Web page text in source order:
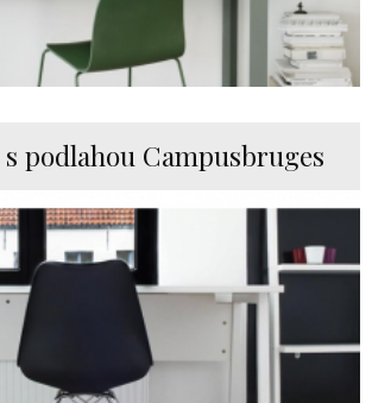
podlahou Campusbruges